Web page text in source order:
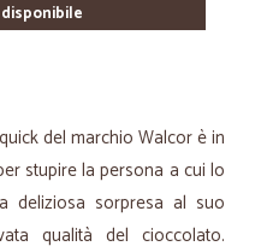
disponibile
del marchio Walcor è in
stupire la persona a cui lo
deliziosa sorpresa al suo
qualità del cioccolato.